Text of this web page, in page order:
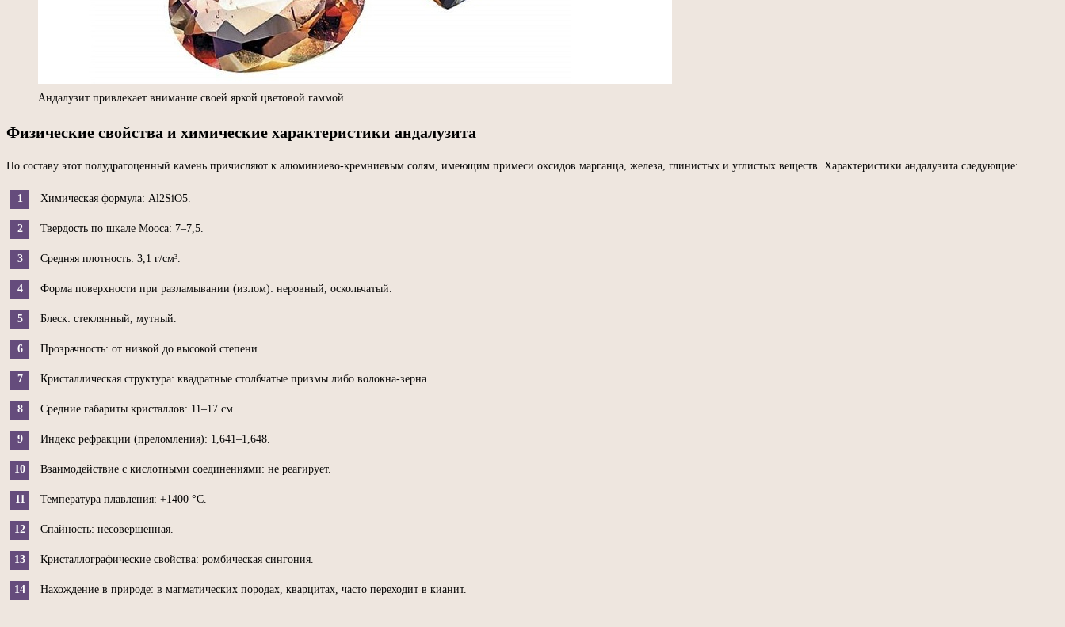
Андалузит привлекает внимание своей яркой цветовой гаммой.
Физические свойства и химические характеристики андалузита
По составу этот полудрагоценный камень причисляют к алюминиево-кремниевым солям, имеющим примеси оксидов марганца, железа, глинистых и углистых веществ. Характеристики андалузита следующие:
Химическая формула: Al2SiO5.
Твердость по шкале Мооса: 7–7,5.
Средняя плотность: 3,1 г/см³.
Форма поверхности при разламывании (излом): неровный, оскольчатый.
Блеск: стеклянный, мутный.
Прозрачность: от низкой до высокой степени.
Кристаллическая структура: квадратные столбчатые призмы либо волокна-зерна.
Средние габариты кристаллов: 11–17 см.
Индекс рефракции (преломления): 1,641–1,648.
Взаимодействие с кислотными соединениями: не реагирует.
Температура плавления: +1400 °C.
Спайность: несовершенная.
Кристаллографические свойства: ромбическая сингония.
Нахождение в природе: в магматических породах, кварцитах, часто переходит в кианит.